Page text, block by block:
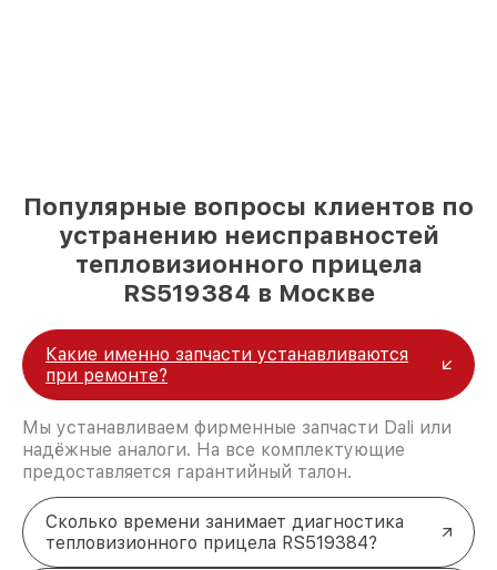
Популярные вопросы клиентов по
устранению неисправностей
тепловизионного прицела
RS519384 в Москве
Какие именно запчасти устанавливаются
при ремонте?
Мы устанавливаем фирменные запчасти Dali или
надёжные аналоги. На все комплектующие
предоставляется гарантийный талон.
Сколько времени занимает диагностика
тепловизионного прицела RS519384?